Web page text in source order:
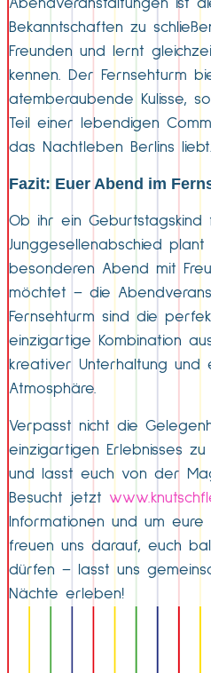
Bekanntschaften zu
Freunden und lernt
kennen. Der Fernsehturm
atemberaubende Kulisse,
Teil einer lebendigen
das Nachtleben Berlins liebt.
Fazit: Euer Abend im
Ob ihr ein Geburtstagskind
Junggesellenabschied
besonderen Abend mit
möchtet – die
Fernsehturm sind die
einzigartige Kombination
kreativer Unterhaltung und
Atmosphäre.
Verpasst nicht die
einzigartigen Erlebnisses
und lasst euch von der
Besucht jetzt
Informationen und um eure
freuen uns darauf, euch
dürfen – lasst uns
Nächte erleben!